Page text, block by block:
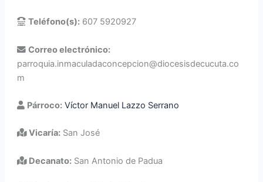
Teléfono(s):607 5920927
Correo electrónico:
parroquia.inmaculadaconcepcion@diocesisdecucuta.co
m
Párroco: Víctor Manuel Lazzo Serrano
Vicaría:San José
Decanato:San Antonio de Padua